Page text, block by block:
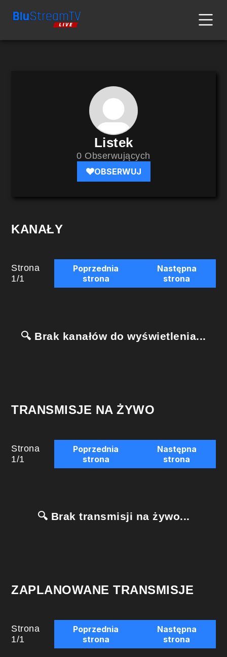
Listek
0 Obserwujących
OBSERWUJ
KANAŁY
Strona
1/1
Poprzednia
strona
Następna
strona
🔍 Brak kanałów do wyświetlenia...
TRANSMISJE NA ŻYWO
Strona
1/1
Poprzednia
strona
Następna
strona
🔍 Brak transmisji na żywo...
ZAPLANOWANE TRANSMISJE
Strona
1/1
Poprzednia
strona
Następna
strona